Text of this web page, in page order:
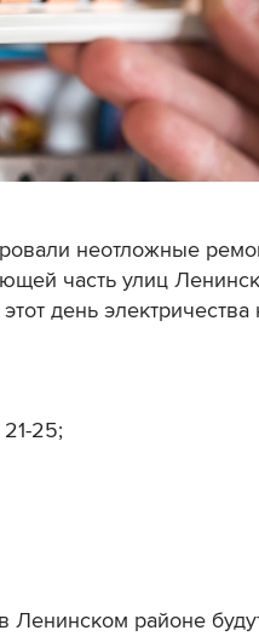
неотложные
часть улиц
день электричества
25;
Ленинском районе